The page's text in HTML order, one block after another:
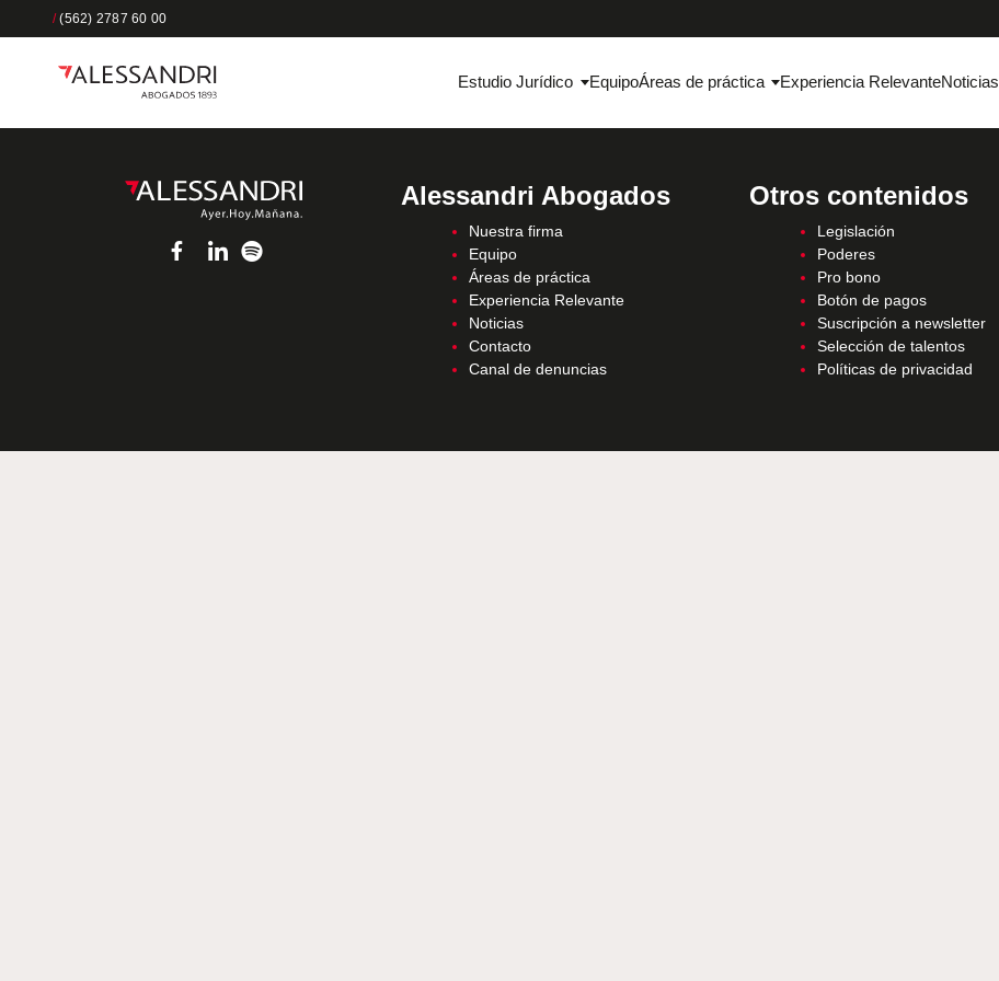
/(562) 2787 60 00
Estudio Jurídico EquipoÁreas de práctica Experiencia RelevanteNoticias
Alessandri Abogados
Nuestra firma
Equipo
Áreas de práctica
Experiencia Relevante
Noticias
Contacto
Canal de denuncias
Otros contenidos
Legislación
Poderes
Pro bono
Botón de pagos
Suscripción a newsletter
Selección de talentos
Políticas de privacidad